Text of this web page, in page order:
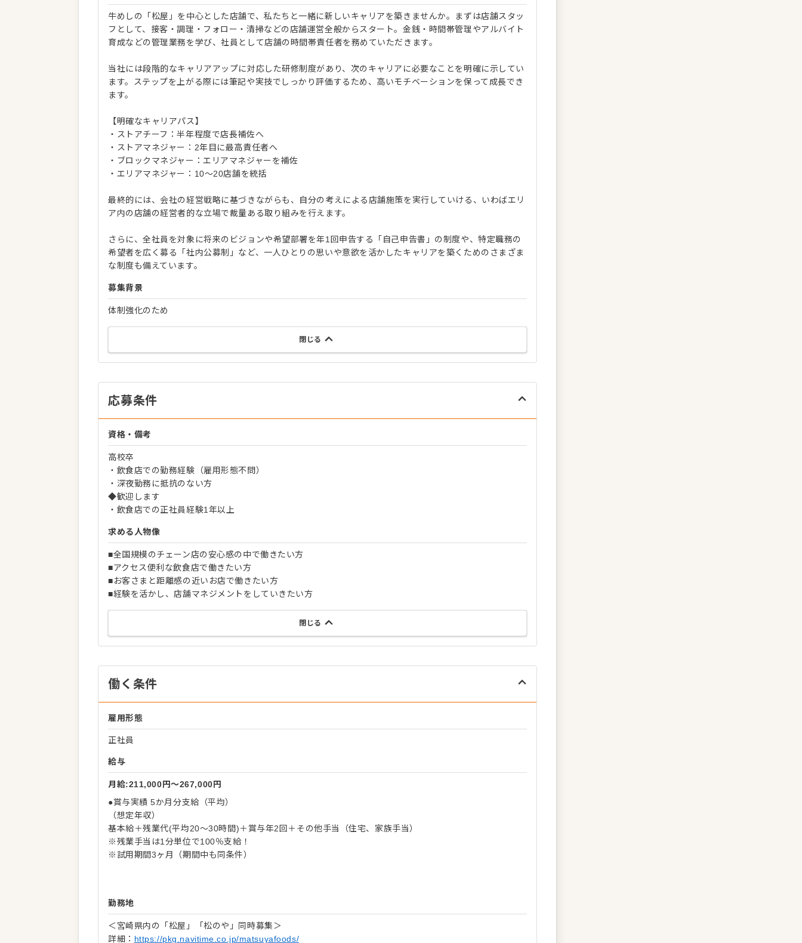
牛めしの「松屋」を中心とした店舗で、私たちと一緒に新しいキャリアを築きませんか。まずは店舗スタッ
フとして、接客・調理・フォロー・清掃などの店舗運営全般からスタート。金銭・時間帯管理やアルバイト
育成などの管理業務を学び、社員として店舗の時間帯責任者を務めていただきます。
当社には段階的なキャリアアップに対応した研修制度があり、次のキャリアに必要なことを明確に示してい
ます。ステップを上がる際には筆記や実技でしっかり評価するため、高いモチベーションを保って成長でき
ます。
【明確なキャリアパス】
・ストアチーフ：半年程度で店長補佐へ
・ストアマネジャー：2年目に最高責任者へ
・ブロックマネジャー：エリアマネジャーを補佐
・エリアマネジャー：10〜20店舗を統括
最終的には、会社の経営戦略に基づきながらも、自分の考えによる店舗施策を実行していける、いわばエリ
ア内の店舗の経営者的な立場で裁量ある取り組みを行えます。
さらに、全社員を対象に将来のビジョンや希望部署を年1回申告する「自己申告書」の制度や、特定職務の
希望者を広く募る「社内公募制」など、一人ひとりの思いや意欲を活かしたキャリアを築くためのさまざま
な制度も備えています。
募集背景
体制強化のため
閉じる
応募条件
資格・備考
高校卒
・飲食店での勤務経験（雇用形態不問）
・深夜勤務に抵抗のない方
◆歓迎します
・飲食店での正社員経験1年以上
求める人物像
■全国規模のチェーン店の安心感の中で働きたい方
■アクセス便利な飲食店で働きたい方
■お客さまと距離感の近いお店で働きたい方
■経験を活かし、店舗マネジメントをしていきたい方
閉じる
働く条件
雇用形態
正社員
給与
月給:211,000円〜267,000円
●賞与実績 5か月分支給（平均）
（想定年収）
基本給＋残業代(平均20～30時間)＋賞与年2回＋その他手当（住宅、家族手当）
※残業手当は1分単位で100％支給！
※試用期間3ヶ月（期間中も同条件）
勤務地
＜宮崎県内の「松屋」「松のや」同時募集＞
詳細： https://pkg.navitime.co.jp/matsuyafoods/